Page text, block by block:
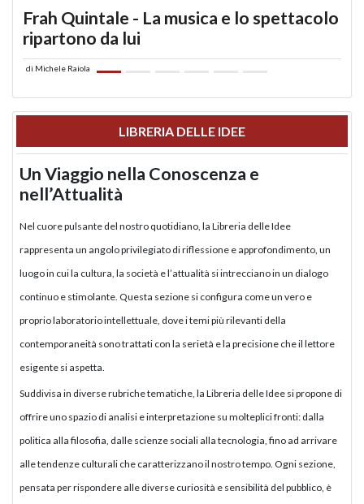
Frah Quintale - La musica e lo spettacolo
ripartono da lui
di Michele Raiola
LIBRERIA DELLE IDEE
Un Viaggio nella Conoscenza e
nell’Attualità
Nel cuore pulsante del nostro quotidiano, la Libreria delle Idee
rappresenta un angolo privilegiato di riflessione e approfondimento, un
luogo in cui la cultura, la società e l’attualità si intrecciano in un dialogo
continuo e stimolante. Questa sezione si configura come un vero e
proprio laboratorio intellettuale, dove i temi più rilevanti della
contemporaneità sono trattati con la serietà e la precisione che il lettore
esigente si aspetta.
Suddivisa in diverse rubriche tematiche, la Libreria delle Idee si propone di
offrire uno spazio di analisi e interpretazione su molteplici fronti: dalla
politica alla filosofia, dalle scienze sociali alla tecnologia, fino ad arrivare
alle tendenze culturali che caratterizzano il nostro tempo. Ogni sezione,
pensata per rispondere alle diverse curiosità e sensibilità del pubblico, è